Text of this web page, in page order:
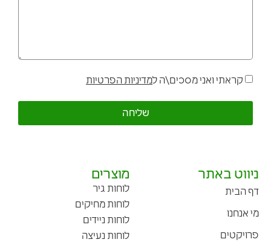
קראתי ואני מסכים\ה למדיניות הפרטיות
שליחה
ניווט באתר
דף הבית
מי אנחנו
פרויקטים
מוצרים
לוחות גיר
לוחות מחיקים
לוחות ניידים
לוחות נעיצה